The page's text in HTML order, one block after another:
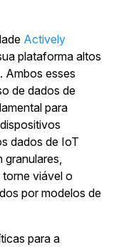
Actively
plataforma altos
Ambos esses
de dados de
para
dados de IoT
granulares,
viável o
por modelos de
para a